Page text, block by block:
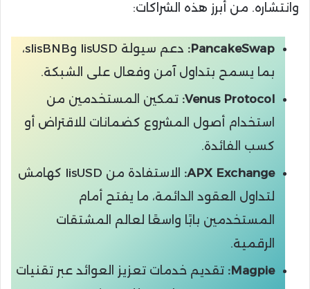
وانتشاره. من أبرز هذه الشراكات:
PancakeSwap:
دعم سيولة lisUSD وslisBNB،
بما يسمح بتداول آمن وفعال على الشبكة.
Venus Protocol: تمكين المستخدمين من
استخدام أصول المشروع كضمانات للاقتراض أو
كسب الفائدة.
APX Exchange:
الاستفادة من lisUSD كهامش
لتداول العقود الدائمة، ما يفتح أمام
المستخدمين بابًا واسعًا لعالم المشتقات
الرقمية.
Magpie: تقديم خدمات تعزيز العوائد عبر تقنيات